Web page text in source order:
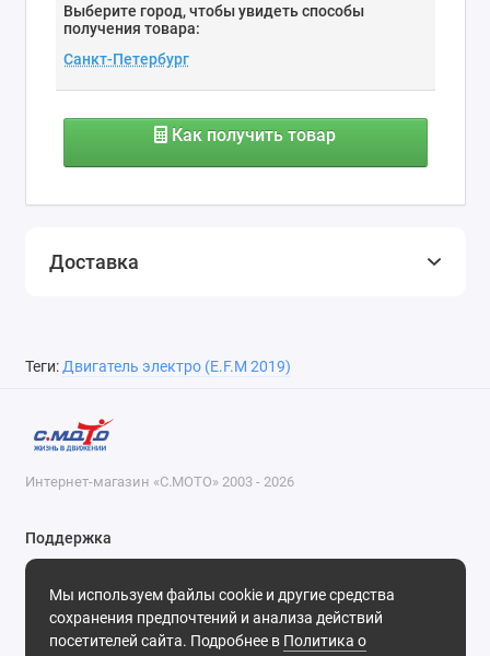
Выберите город, чтобы увидеть способы
получения товара:
Как получить товар
Доставка
Теги:Двигатель электро (E.F.M 2019)
Мы используем файлы cookie и другие средства
сохранения предпочтений и анализа действий
посетителей сайта. Подробнее в Политика о
Интернет-магазин «С.МОТО» 2003 - 2026
Поддержка
8-800-55-00-327
Будни, с 09-30 до 18-30
Мы в сети